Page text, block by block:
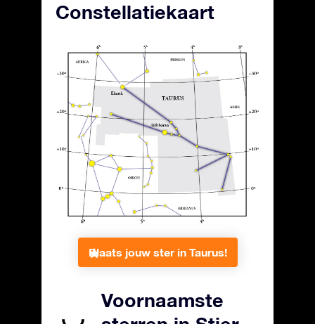
Constellatiekaart
Plaats jouw ster in Taurus!
Voornaamste